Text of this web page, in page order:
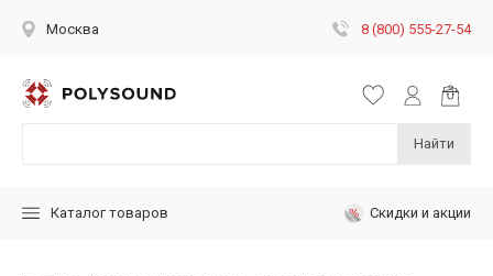
Москва 8 (800) 555-27-54
Найти
Каталог товаров Скидки и акции